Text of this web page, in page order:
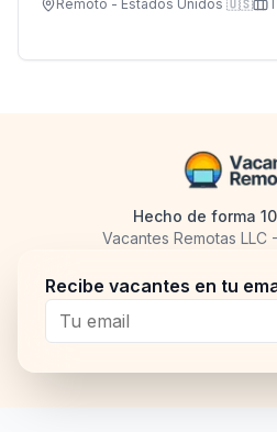
Remoto - Estados Unidos 🇺🇸
Hecho de forma
Vacantes Remotas LLC
Recibe vacantes en tu